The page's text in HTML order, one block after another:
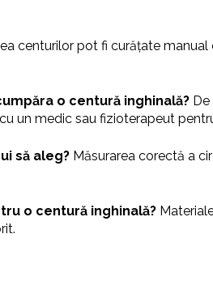
centurilor pot fi curățate
o centură inghinală?
un medic sau fizioterapeut
să aleg? Măsurarea corectă a
o centură inghinală?